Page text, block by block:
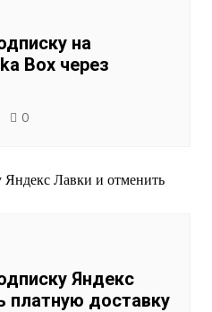
на
Box через
0
Яндекс
платную доставку